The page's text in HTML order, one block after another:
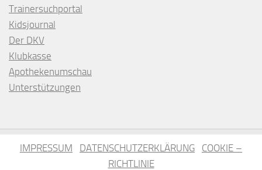
Trainersuchportal
Kidsjournal
Der DKV
Klubkasse
Apothekenumschau
Unterstützungen
IMPRESSUM DATENSCHUTZERKLÄRUNG
COOKIE –
RICHTLINIE